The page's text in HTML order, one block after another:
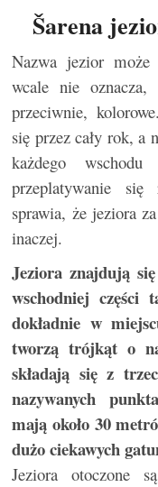
Šarena
Nazwa jezior
wcale nie
przeciwnie,
się przez cały rok, a
każdego
przeplatywanie
sprawia, że jeziora
inaczej.
Jeziora znajdują
wschodniej części
dokładnie w
tworzą trójkąt o
składają się z
nazywanych
mają około 30
dużo ciekawych
Jeziora otoczone